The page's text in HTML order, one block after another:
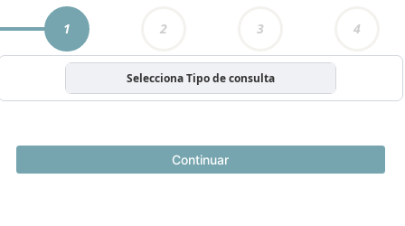
1 2 3 4
Selecciona Tipo de consulta
Continuar